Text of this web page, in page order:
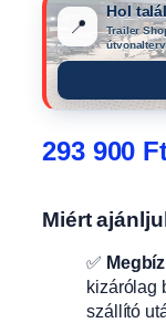
📍
Hol
Trailer
293 900
Miért
✅
kizárólag
szállító